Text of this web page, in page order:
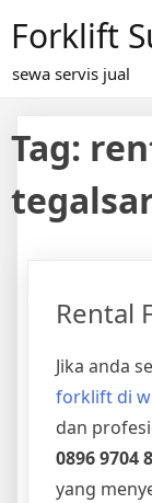
Forklift
sewa servis jual
Tag:
Rental
Jika anda
forklift di
dan
0896 9704
yang